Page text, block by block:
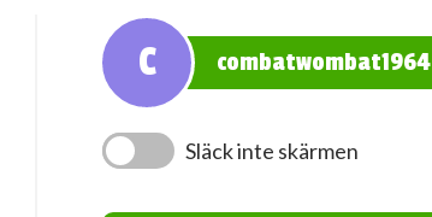
C combatwombat1964
Släck inte skärmen